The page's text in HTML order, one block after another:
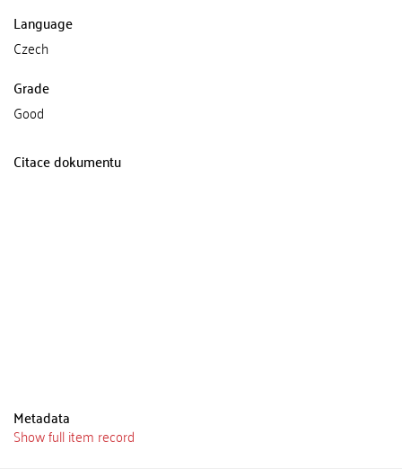
Language
Czech
Grade
Good
Citace dokumentu
Metadata
Show full item record